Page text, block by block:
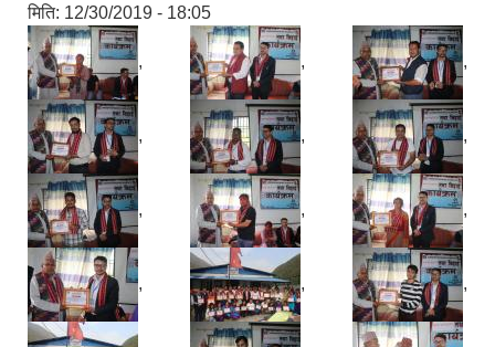
मिति: 12/30/2019 - 18:05
, , ,
, , ,
, , ,
, , ,